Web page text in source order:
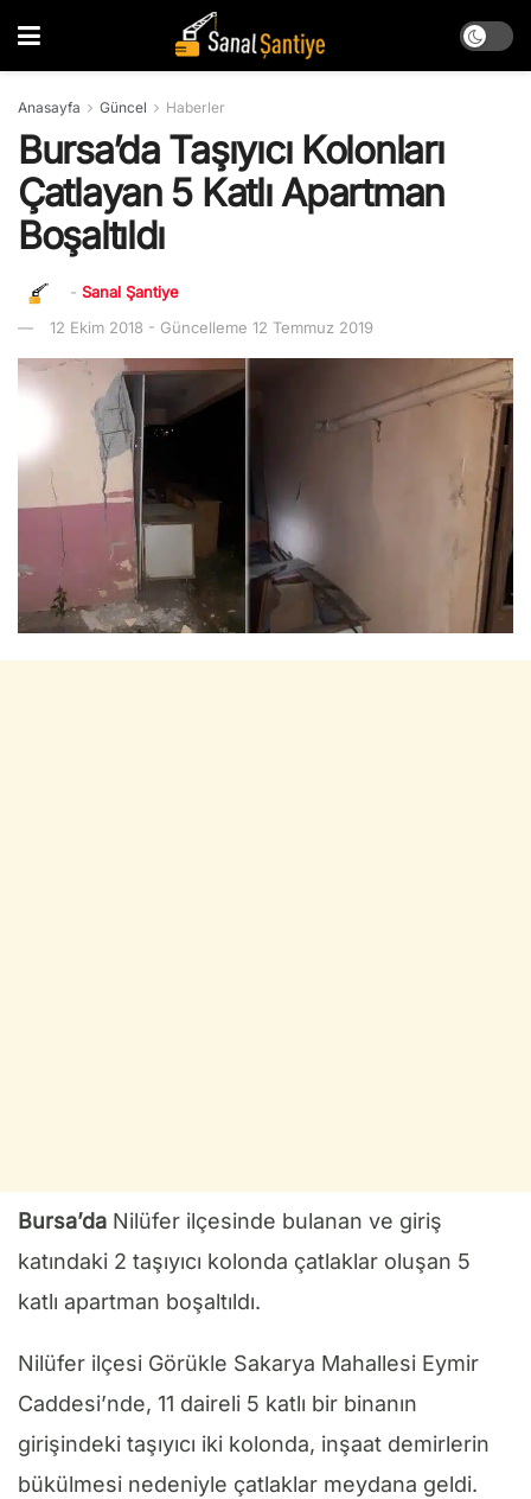
Anasayfa Güncel Haberler
Bursa’da Taşıyıcı Kolonları
Çatlayan 5 Katlı Apartman
Boşaltıldı
- Sanal Şantiye
12 Ekim 2018 - Güncelleme 12 Temmuz 2019
Bursa’da Nilüfer ilçesinde bulanan ve giriş
katındaki 2 taşıyıcı kolonda çatlaklar oluşan 5
katlı apartman boşaltıldı.
Nilüfer ilçesi Görükle Sakarya Mahallesi Eymir
Caddesi’nde, 11 daireli 5 katlı bir binanın
girişindeki taşıyıcı iki kolonda, inşaat demirlerin
bükülmesi nedeniyle çatlaklar meydana geldi.